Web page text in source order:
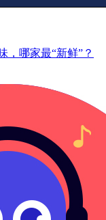
，哪家最“新鲜”？